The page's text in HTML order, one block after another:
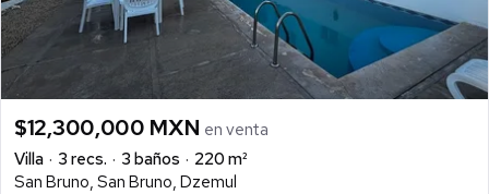
$12,300,000 MXN en venta
Villa
3 recs. 3 baños
220 m²
San Bruno, San Bruno, Dzemul